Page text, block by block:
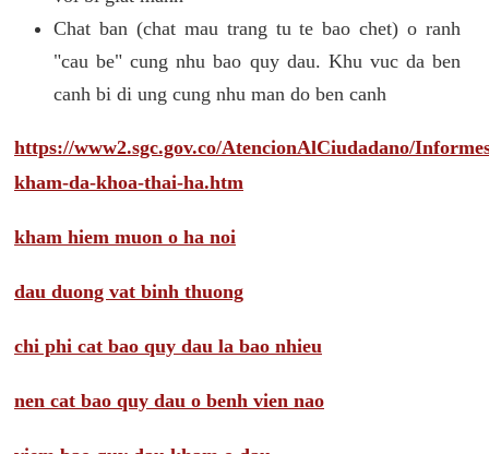
Chat ban (chat mau trang tu te bao chet) o ranh
"cau be" cung nhu bao quy dau. Khu vuc da ben
canh bi di ung cung nhu man do ben canh
https://www2.sgc.gov.co/AtencionAlCiudadano/
kham-da-khoa-thai-ha.htm
kham hiem muon o ha noi
dau duong vat binh thuong
chi phi cat bao quy dau la bao nhieu
nen cat bao quy dau o benh vien nao